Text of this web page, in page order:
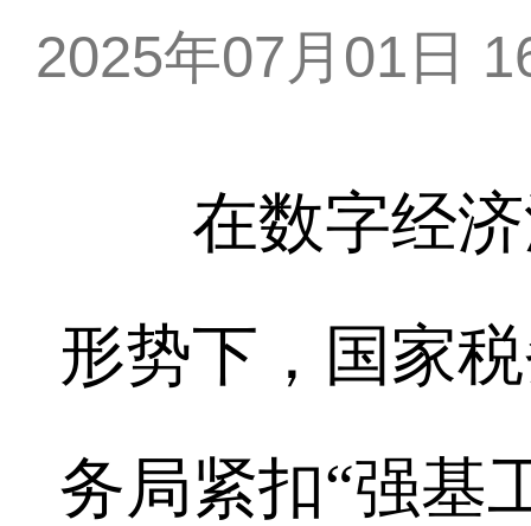
2025年07月01日
在数字经济
形势下，国家
务局紧扣“强基